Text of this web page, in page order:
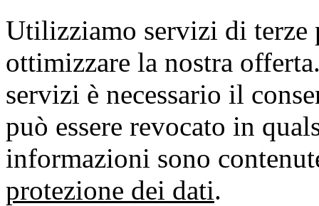
Utilizziamo servizi di terze
ottimizzare la nostra
servizi è necessario il
può essere revocato in
informazioni sono
protezione dei dati.